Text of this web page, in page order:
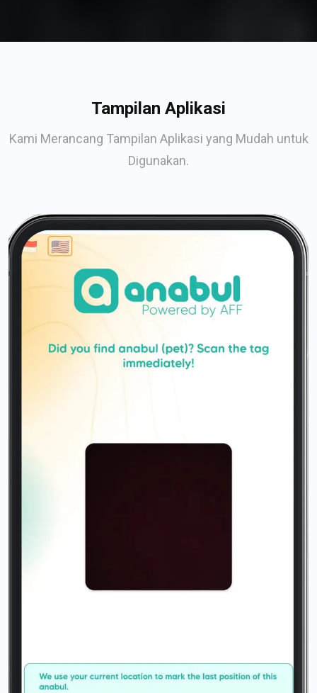
Tampilan Aplikasi
Kami Merancang Tampilan Aplikasi yang Mudah untuk
Digunakan.